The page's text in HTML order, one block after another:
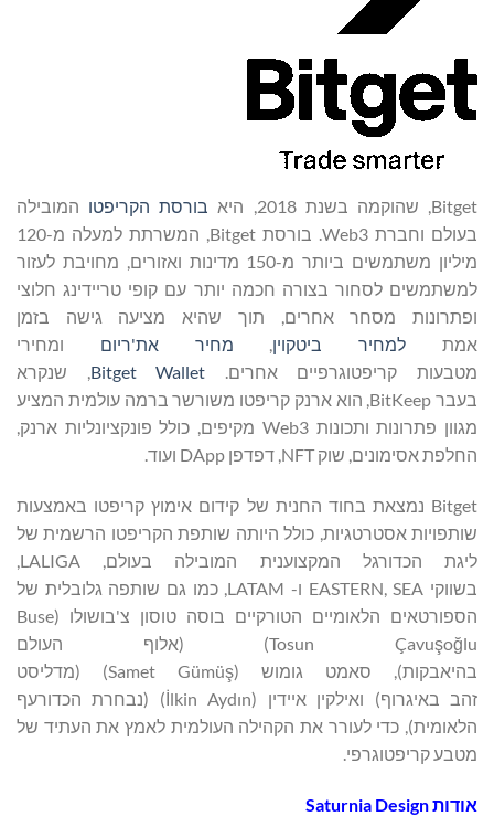
Bitget, שהוקמה בשנת 2018, היא בורסת הקריפטו המובילה
בעולם וחברת Web3. בורסת Bitget, המשרתת למעלה מ-120
מיליון משתמשים ביותר מ-150 מדינות ואזורים, מחויבת לעזור
למשתמשים לסחור בצורה חכמה יותר עם קופי טריידינג חלוצי
ופתרונות מסחר אחרים, תוך שהיא מציעה גישה בזמן
אמת למחיר ביטקוין, מחיראת'ריום ומחירי
מטבעות קריפטוגרפיים אחרים.
BitgetWallet
, שנקרא
בעבר BitKeep, הוא ארנק קריפטו משורשר ברמה עולמית המציע
מגוון פתרונות ותכונות Web3 מקיפים, כולל פונקציונליות ארנק,
החלפת אסימונים, שוק NFT, דפדפן DApp ועוד.
Bitget נמצאת בחוד החנית של קידום אימוץ קריפטו באמצעות
שותפויות אסטרטגיות, כולל היותה שותפת הקריפטו הרשמית של
ליגת הכדורגל המקצוענית המובילה בעולם, LALIGA,
בשווקי EASTERN, SEA ו- LATAM, כמו גם שותפה גלובלית של
הספורטאים הלאומיים הטורקיים בוסה טוסון צ'בושולו (Buse
Tosun Çavuşoğlu) (אלוף העולם
בהיאבקות), סאמט גומוש (Samet Gümüş) (מדליסט
זהב באיגרוף) ואילקין איידין (İlkin Aydın) (נבחרת הכדורעף
הלאומית), כדי לעורר את הקהילה העולמית לאמץ את העתיד של
מטבע קריפטוגרפי.
אודות Saturnia Design